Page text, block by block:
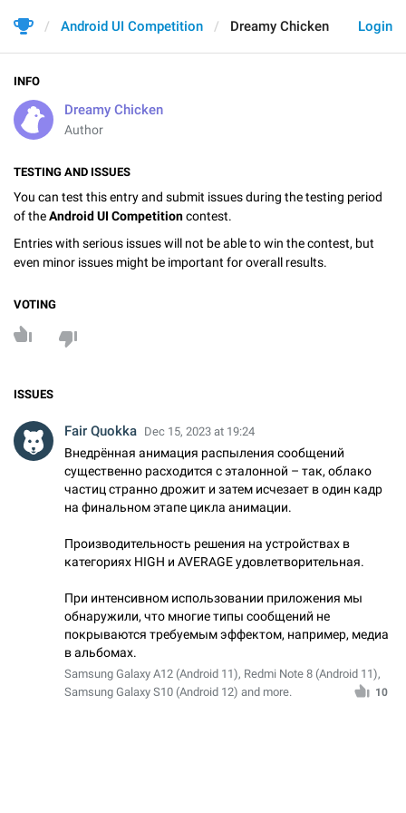
Login
Android UI Competition Dreamy Chicken
INFO
Dreamy Chicken
Author
TESTING AND ISSUES
You can test this entry and submit issues during the testing period
of theAndroid UI Competitioncontest.
Entries with serious issues will not be able to win the contest, but
even minor issues might be important for overall results.
VOTING
ISSUES
Fair Quokka Dec 15, 2023 at 19:24
Внедрённая анимация распыления сообщений
существенно расходится с эталонной – так, облако
частиц странно дрожит и затем исчезает в один кадр
на финальном этапе цикла анимации.
Производительность решения на устройствах в
категориях HIGH и AVERAGE удовлетворительная.
При интенсивном использовании приложения мы
обнаружили, что многие типы сообщений не
покрываются требуемым эффектом, например, медиа
в альбомах.
Samsung Galaxy A12 (Android 11), Redmi Note 8 (Android 11),
Samsung Galaxy S10 (Android 12) and more.
10